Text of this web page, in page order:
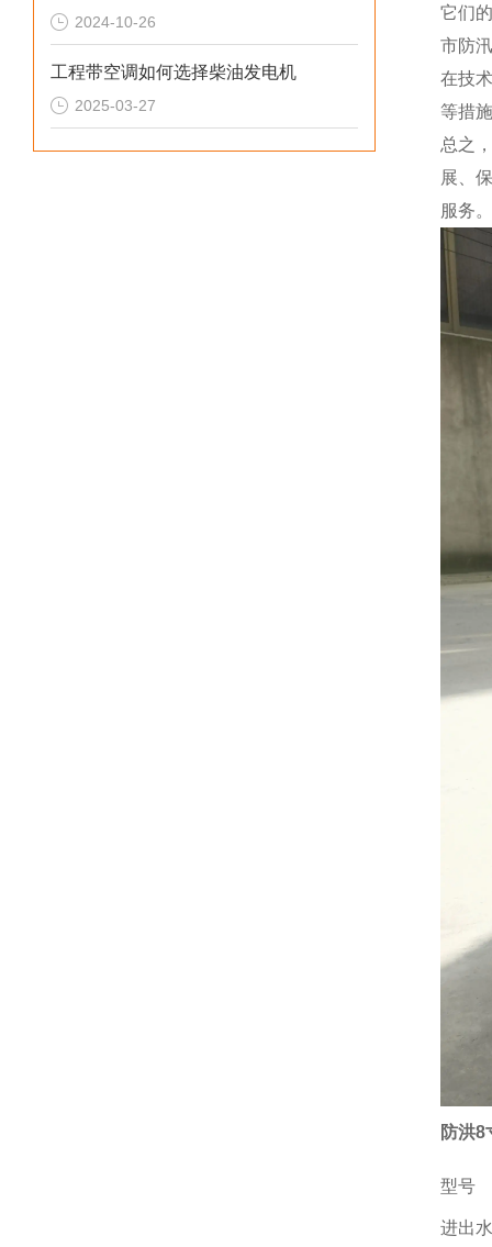
2024-10-26
工程带空调如何选择柴油发电机
2025-03-27
它们
市防
在技
等措
总之
展、
服务
防洪8
型号
进出